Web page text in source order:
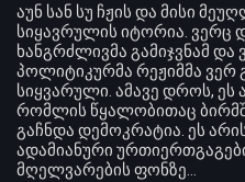
აუნ სან სუ ჩჟის და მისი
სიყავრულის იტორია. ვერც
ხანგრძლივმა გამიჯვნამ
პოლიტიკურმა რეჟიმმა ვერ
სიყვარული. ამავე დროს, ეს
რომლის წყალობითაც
გაჩნდა დემოკრატია. ეს
ადამიანური
მღელვარების ფონზე…